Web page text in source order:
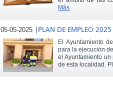
Más
05-05-2025 |PLAN DE EMPLEO 2025
El Ayuntamiento
para la ejecución
el Ayuntamiento
de esta localidad.